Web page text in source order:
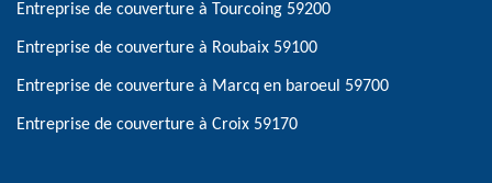
Entreprise de couverture à Tourcoing 59200
Entreprise de couverture à Roubaix 59100
Entreprise de couverture à Marcq en baroeul 59700
Entreprise de couverture à Croix 59170